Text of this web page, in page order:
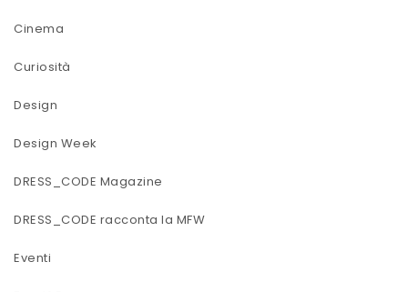
Cinema
Curiosità
Design
Design Week
DRESS_CODE Magazine
DRESS_CODE racconta la MFW
Eventi